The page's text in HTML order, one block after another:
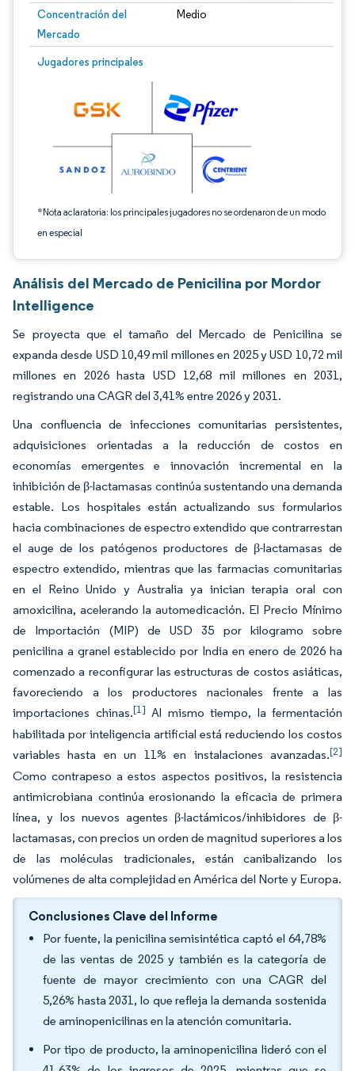
Concentración del
Mercado
Medio
Jugadores principales
*Nota aclaratoria: los principales jugadores no se ordenaron de un modo
en especial
Imagen © Mordor Intelligence. El uso requiere atribución según CC BY 4.0.
Análisis del Mercado de Penicilina por Mordor
Intelligence
Se proyecta que el tamaño del Mercado de Penicilina se
expanda desde USD 10,49 mil millones en 2025 y USD 10,72 mil
millones en 2026 hasta USD 12,68 mil millones en 2031,
registrando una CAGR del 3,41% entre 2026 y 2031.
Una confluencia de infecciones comunitarias persistentes,
adquisiciones orientadas a la reducción de costos en
economías emergentes e innovación incremental en la
inhibición de β-lactamasas continúa sustentando una demanda
estable. Los hospitales están actualizando sus formularios
hacia combinaciones de espectro extendido que contrarrestan
el auge de los patógenos productores de β-lactamasas de
espectro extendido, mientras que las farmacias comunitarias
en el Reino Unido y Australia ya inician terapia oral con
amoxicilina, acelerando la automedicación. El Precio Mínimo
de Importación (MIP) de USD 35 por kilogramo sobre
penicilina a granel establecido por India en enero de 2026 ha
comenzado a reconfigurar las estructuras de costos asiáticas,
favoreciendo a los productores nacionales frente a las
importaciones chinas.[1] Al mismo tiempo, la fermentación
habilitada por inteligencia artificial está reduciendo los costos
variables hasta en un 11% en instalaciones avanzadas.[2]
Como contrapeso a estos aspectos positivos, la resistencia
antimicrobiana continúa erosionando la eficacia de primera
línea, y los nuevos agentes β-lactámicos/inhibidores de β-
lactamasas, con precios un orden de magnitud superiores a los
de las moléculas tradicionales, están canibalizando los
volúmenes de alta complejidad en América del Norte y Europa.
Conclusiones Clave del Informe
Por fuente, la penicilina semisintética captó el 64,78%
de las ventas de 2025 y también es la categoría de
fuente de mayor crecimiento con una CAGR del
5,26% hasta 2031, lo que refleja la demanda sostenida
de aminopenicilinas en la atención comunitaria.
Por tipo de producto, la aminopenicilina lideró con el